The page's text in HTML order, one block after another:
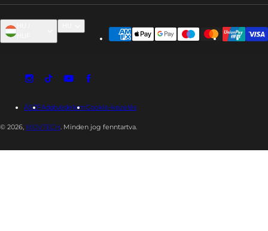
ÁSZFAdatvédelemCookie-kezelés
© 2026, MOVTECH. Minden jog fenntartva.